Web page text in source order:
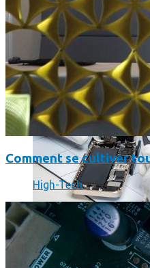
Faut-il encore emmener
Comment se cultiver
High-Tech